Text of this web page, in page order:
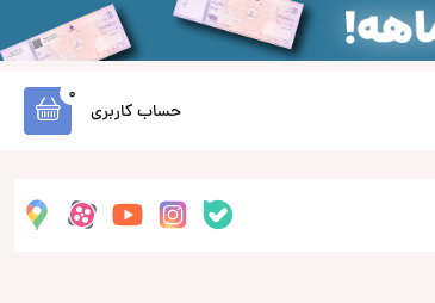
حساب کاربری
0